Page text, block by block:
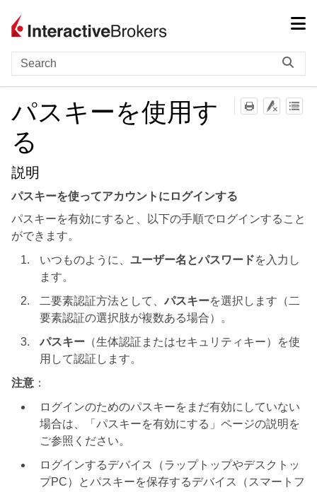
パスキーを使用す
る
説明
パスキーを使ってアカウントにログインする
パスキーを有効にすると、以下の手順でログインすること
ができます。
いつものように、 ユーザー名とパスワードを入力し
ます。
二要素認証方法として、 パスキーを選択します（二
要素認証の選択肢が複数ある場合）。
パスキー （生体認証またはセキュリティキー）を使
用して認証します。
注意 ：
ログインのためのパスキーをまだ有効にしていない
場合は、「パスキーを有効にする」ページの説明を
ご参照ください。
ログインするデバイス（ラップトップやデスクトッ
プPC）とパスキーを保存するデバイス（スマートフ